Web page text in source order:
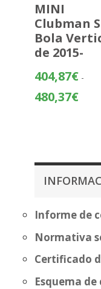
MINI
Clubman
Bola
de 2015-
404,87€ -
480,37€Rango
hasta
Informe de
Normativa
Certificado
Esquema